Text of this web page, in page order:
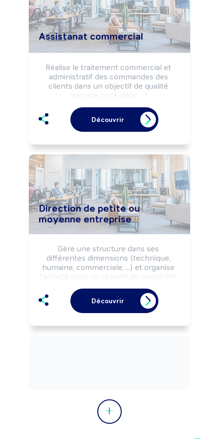
Assistanat commercial
Réalise le traitement commercial et
administratif des commandes des
clients dans un objectif de qualité
(service, coût, délai, ...).
informations techniques sur les
produits/services de l'entreprise.
Peut prospecter la clientèle et vendre
Découvrir
Direction de petite ou
moyenne entreprise
Gère une structure dans ses
différentes dimensions (technique,
humaine, commerciale, ...) et organise
l'activité dans un objectif de rentabilité
fixées par les pouvoirs publics.
Découvrir